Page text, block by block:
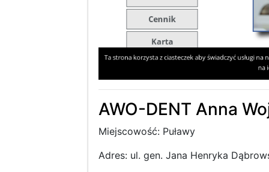
AWO-DENT Anna
Miejscowość: Puławy
Adres: ul. gen. Jana Henryka